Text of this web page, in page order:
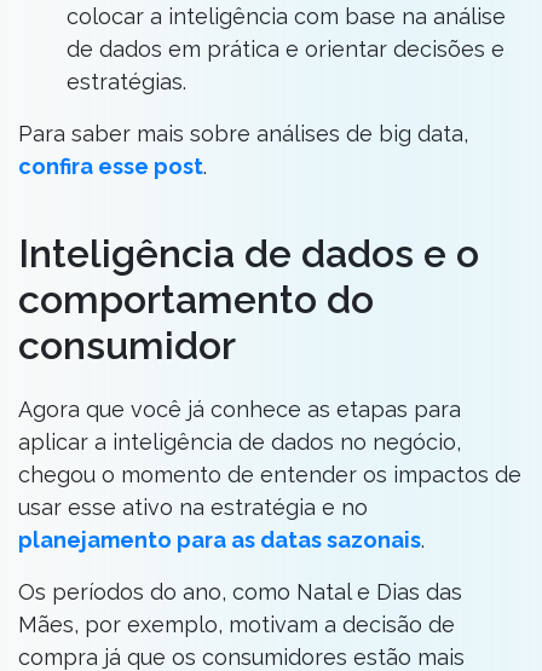
colocar a inteligência com base na análise
de dados em prática e orientar decisões e
estratégias.
Para saber mais sobre análises de big data,
confira esse post.
Inteligência de dados e o
comportamento do
consumidor
Agora que você já conhece as etapas para
aplicar a inteligência de dados no negócio,
chegou o momento de entender os impactos de
usar esse ativo na estratégia e no
planejamento para as datas sazonais.
Os períodos do ano, como Natal e Dias das
Mães, por exemplo, motivam a decisão de
compra já que os consumidores estão mais